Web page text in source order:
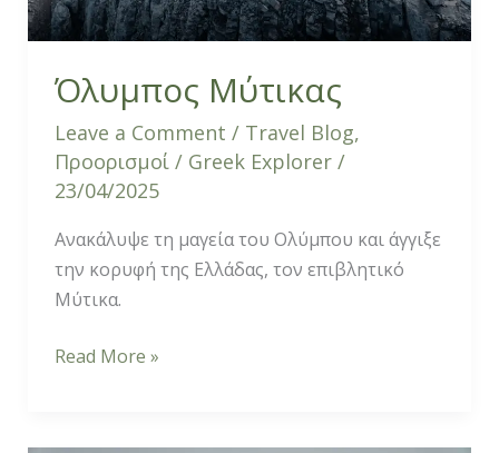
Όλυμπος Μύτικας
Leave a Comment / Travel Blog,
Προορισμοί/ Greek Explorer /
23/04/2025
Ανακάλυψε τη μαγεία του Ολύμπου και άγγιξε
την κορυφή της Ελλάδας, τον επιβλητικό
Μύτικα.
Read More »